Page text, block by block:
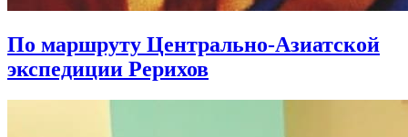
По маршруту Центрально-Азиатской
экспедиции Рерихов